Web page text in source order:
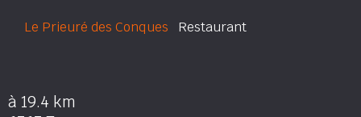
Le Prieuré des Conques Restaurant
à 19.4 km